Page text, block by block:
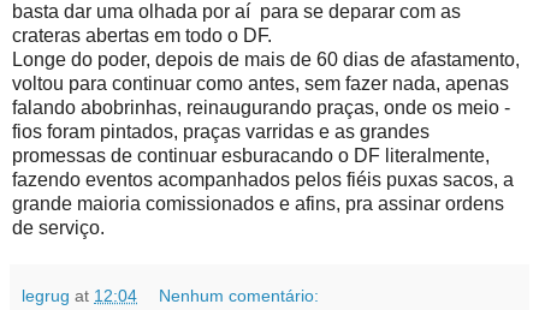
basta dar uma olhada por aí para se deparar com as
crateras abertas em todo o DF.
Longe do poder, depois de mais de 60 dias de afastamento,
voltou para continuar como antes, sem fazer nada, apenas
falando abobrinhas, reinaugurando praças, onde os meio -
fios foram pintados, praças varridas e as grandes
promessas de continuar esburacando o DF literalmente,
fazendo eventos acompanhados pelos fiéis puxas sacos, a
grande maioria comissionados e afins, pra assinar ordens
de serviço.
legrug at 12:04 Nenhum comentário: